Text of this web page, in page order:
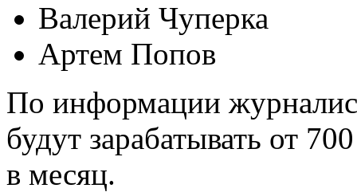
Валерий Чуперка
Артем Попов
По информации
будут зарабатывать от
в месяц.